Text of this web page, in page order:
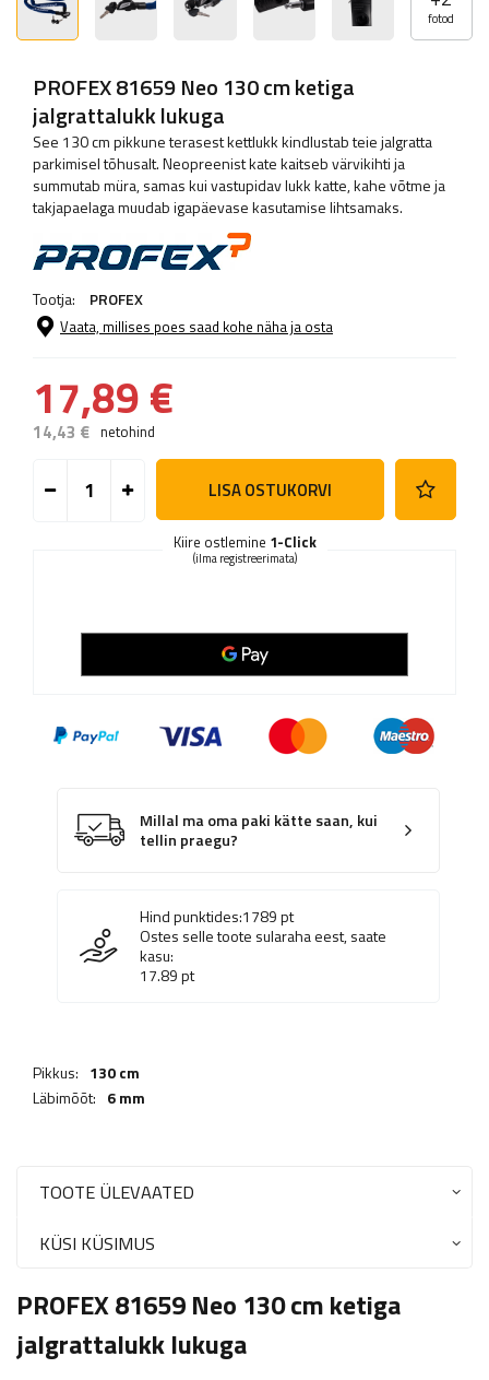
fotod
PROFEX 81659 Neo 130 cm ketiga
jalgrattalukk lukuga
See 130 cm pikkune terasest kettlukk kindlustab teie jalgratta
parkimisel tõhusalt. Neopreenist kate kaitseb värvikihti ja
summutab müra, samas kui vastupidav lukk katte, kahe võtme ja
takjapaelaga muudab igapäevase kasutamise lihtsamaks.
Tootja: PROFEX
Vaata, millises poes saad kohe näha ja osta
17,89 €
14,43 € netohind
LISA OSTUKORVI
Kiire ostlemine 1-Click
(ilma registreerimata)
Millal ma oma paki kätte saan, kui
tellin praegu?
Hind punktides:1789pt
Ostes selle toote sularaha eest, saate
kasu:
17.89pt
Pikkus: 130 cm
Läbimõõt: 6 mm
TOOTE ÜLEVAATED
KÜSI KÜSIMUS
PROFEX 81659 Neo 130 cm ketiga
jalgrattalukk lukuga